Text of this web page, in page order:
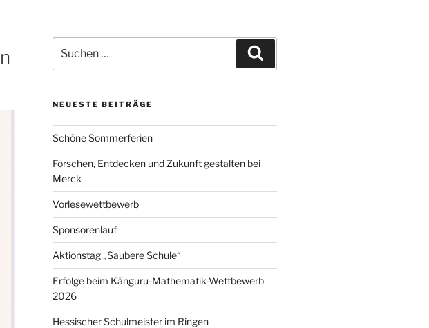
nach:
NEUESTE BEITRÄGE
Schöne Sommerferien
Forschen, Entdecken und Zukunft gestalten bei
Merck
Vorlesewettbewerb
Sponsorenlauf
Aktionstag „Saubere Schule“
Erfolge beim Känguru-Mathematik-Wettbewerb
2026
Hessischer Schulmeister im Ringen